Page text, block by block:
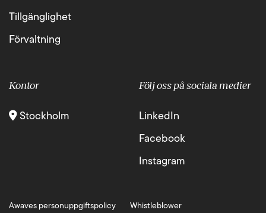
Tillgänglighet
Förvaltning
Kontor
Stockholm
Följ oss på sociala medier
LinkedIn
Facebook
Instagram
Awaves personuppgiftspolicy Whistleblower